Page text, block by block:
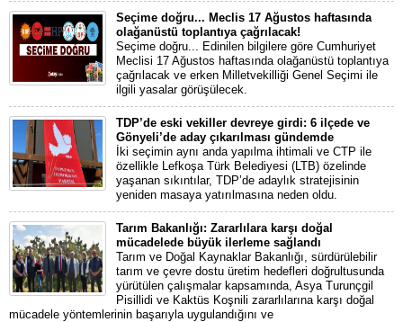
Seçime doğru... Meclis 17 Ağustos haftasında
olağanüstü toplantıya çağrılacak!
Seçime doğru... Edinilen bilgilere göre Cumhuriyet
Meclisi 17 Ağustos haftasında olağanüstü toplantıya
çağrılacak ve erken Milletvekilliği Genel Seçimi ile
ilgili yasalar görüşülecek.
TDP’de eski vekiller devreye girdi: 6 ilçede ve
Gönyeli’de aday çıkarılması gündemde
İki seçimin aynı anda yapılma ihtimali ve CTP ile
özellikle Lefkoşa Türk Belediyesi (LTB) özelinde
yaşanan sıkıntılar, TDP’de adaylık stratejisinin
yeniden masaya yatırılmasına neden oldu.
Tarım Bakanlığı: Zararlılara karşı doğal
mücadelede büyük ilerleme sağlandı
Tarım ve Doğal Kaynaklar Bakanlığı, sürdürülebilir
tarım ve çevre dostu üretim hedefleri doğrultusunda
yürütülen çalışmalar kapsamında, Asya Turunçgil
Pisillidi ve Kaktüs Koşnili zararlılarına karşı doğal
mücadele yöntemlerinin başarıyla uygulandığını ve